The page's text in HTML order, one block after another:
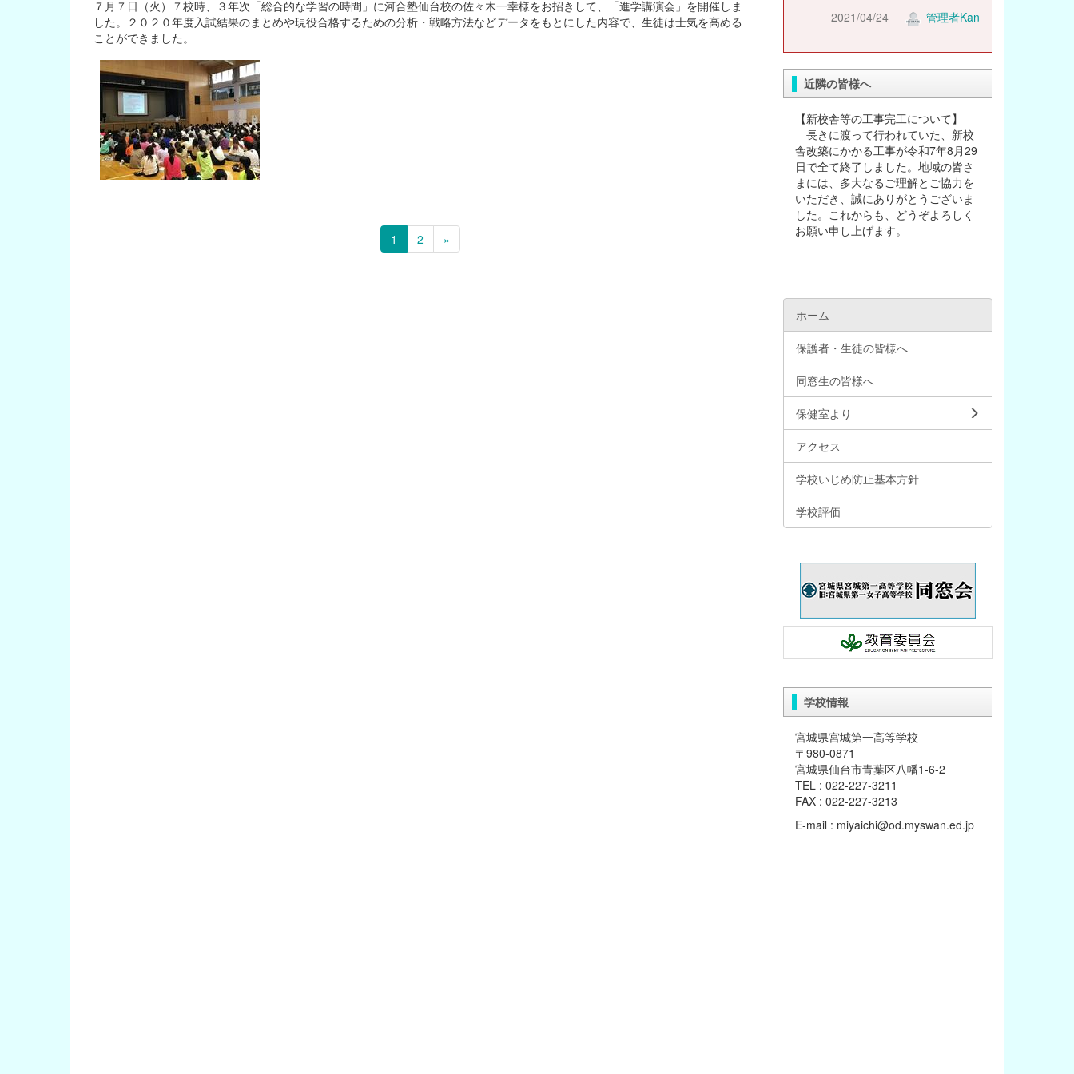
７月７日（火）７校時、３年次「総合的な学習の時間」に河合塾仙台校の佐々木一幸様をお招きして、「進学講演会」を開催しま
した。２０２０年度入試結果のまとめや現役合格するための分析・戦略方法などデータをもとにした内容で、生徒は士気を高める
ことができました。
1 2 »
2021/04/24
管理者Kan
近隣の皆様へ
【新校舎等の工事完工について】
長きに渡って行われていた、新校
舎改築にかかる工事が令和7年8月29
日で全て終了しました。地域の皆さ
まには、多大なるご理解とご協力を
いただき、誠にありがとうございま
した。これからも、どうぞよろしく
お願い申し上げます。
ホーム
保護者・生徒の皆様へ
同窓生の皆様へ
保健室より
アクセス
学校いじめ防止基本方針
学校評価
学校情報
宮城県宮城第一高等学校
〒980-0871
宮城県仙台市青葉区八幡1-6-2
TEL : 022-227-3211
FAX : 022-227-3213
E-mail : miyaichi@od.myswan.ed.jp